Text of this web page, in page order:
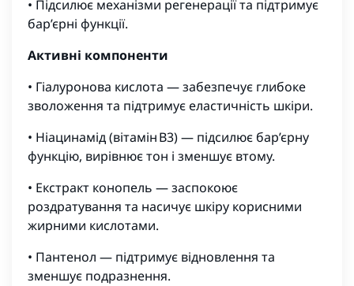
• Підсилює механізми регенерації та підтримує
бар’єрні функції.
Активні компоненти
• Гіалуронова кислота — забезпечує глибоке
зволоження та підтримує еластичність шкіри.
• Ніацинамід (вітамін B3) — підсилює бар’єрну
функцію, вирівнює тон і зменшує втому.
• Екстракт конопель — заспокоює
роздратування та насичує шкіру корисними
жирними кислотами.
• Пантенол — підтримує відновлення та
зменшує подразнення.